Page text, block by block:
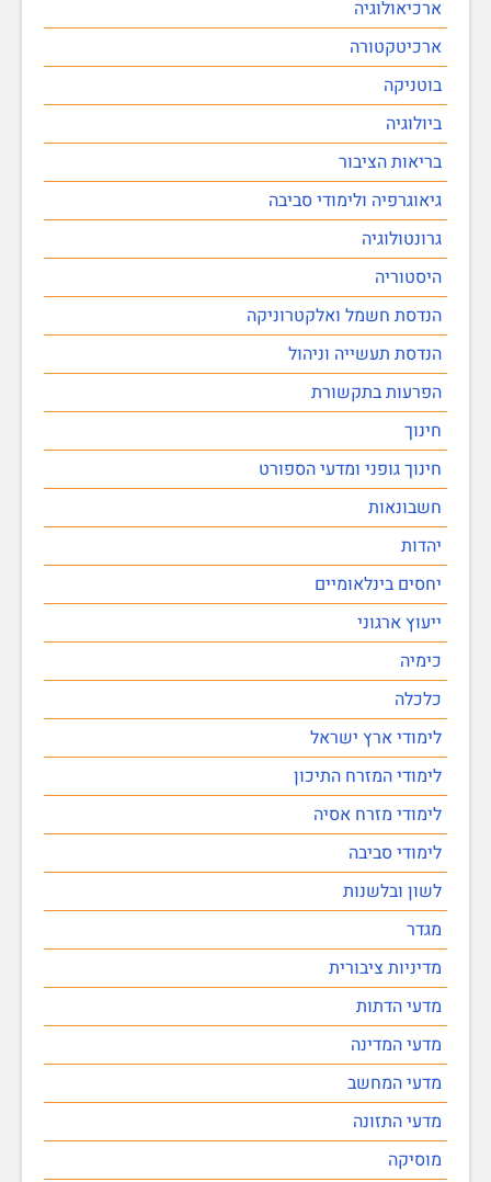
ארכיאולוגיה
ארכיטקטורה
בוטניקה
ביולוגיה
בריאות הציבור
גיאוגרפיה ולימודי סביבה
גרונטולוגיה
היסטוריה
הנדסת חשמל ואלקטרוניקה
הנדסת תעשייה וניהול
הפרעות בתקשורת
חינוך
חינוך גופני ומדעי הספורט
חשבונאות
יהדות
יחסים בינלאומיים
ייעוץ ארגוני
כימיה
כלכלה
לימודי ארץ ישראל
לימודי המזרח התיכון
לימודי מזרח אסיה
לימודי סביבה
לשון ובלשנות
מגדר
מדיניות ציבורית
מדעי הדתות
מדעי המדינה
מדעי המחשב
מדעי התזונה
מוסיקה